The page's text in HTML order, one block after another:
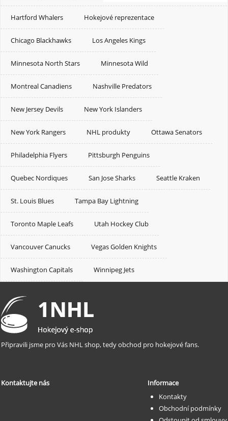
Hartford Whalers Hokejové reprezentace
Chicago Blackhawks Los Angeles Kings
Minnesota North Stars Minnesota Wild
Montreal Canadiens Nashville Predators
New Jersey Devils New York Islanders
New York Rangers NHL produkty Ottawa Senators
Philadelphia Flyers Pittsburgh Penguins
Quebec Nordiques San Jose Sharks Seattle Kraken
St. Louis Blues Tampa Bay Lightning
Toronto Maple Leafs Utah Hockey Club
Vancouver Canucks Vegas Golden Knights
Washington Capitals Winnipeg Jets
Připravili jsme pro Vás NHL shop, tedy obchod pro hokejové fans.
Kontaktujte nás
Informace
Kontakty
Obchodní podmínky